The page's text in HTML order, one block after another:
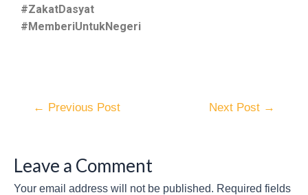
#ZakatDasyat
#MemberiUntukNegeri
← Previous Post Next Post →
Leave a Comment
Your email address will not be published. Required fields